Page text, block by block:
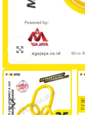
Click to enlarge